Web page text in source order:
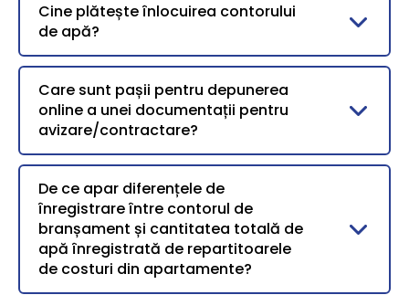
Cine plătește înlocuirea contorului
de apă?
Care sunt pașii pentru depunerea
online a unei documentații pentru
avizare/contractare?
De ce apar diferențele de
înregistrare între contorul de
branșament și cantitatea totală de
apă înregistrată de repartitoarele
de costuri din apartamente?